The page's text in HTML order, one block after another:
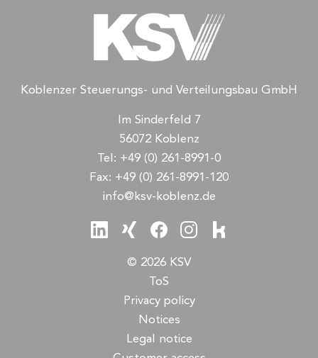
Koblenzer Steuerungs- und Verteilungsbau GmbH
Im Sinderfeld 7
56072 Koblenz
Tel: +49 (0) 261-8991-0
Fax: +49 (0) 261-8991-120
info@ksv-koblenz.de
© 2026 KSV
ToS
Privacy policy
Notices
Legal notice